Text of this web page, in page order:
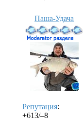
Паша-Удача
Репутация:
+613/–8